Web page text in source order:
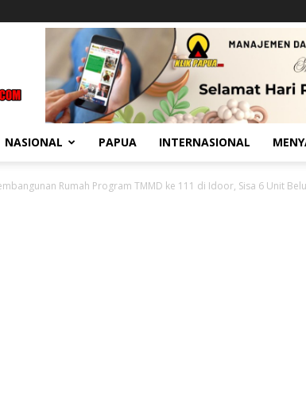
NASIONAL PAPUA INTERNASIONAL
Rumah Program TMMD ke 111 di Idoor, Sisa 6 Unit